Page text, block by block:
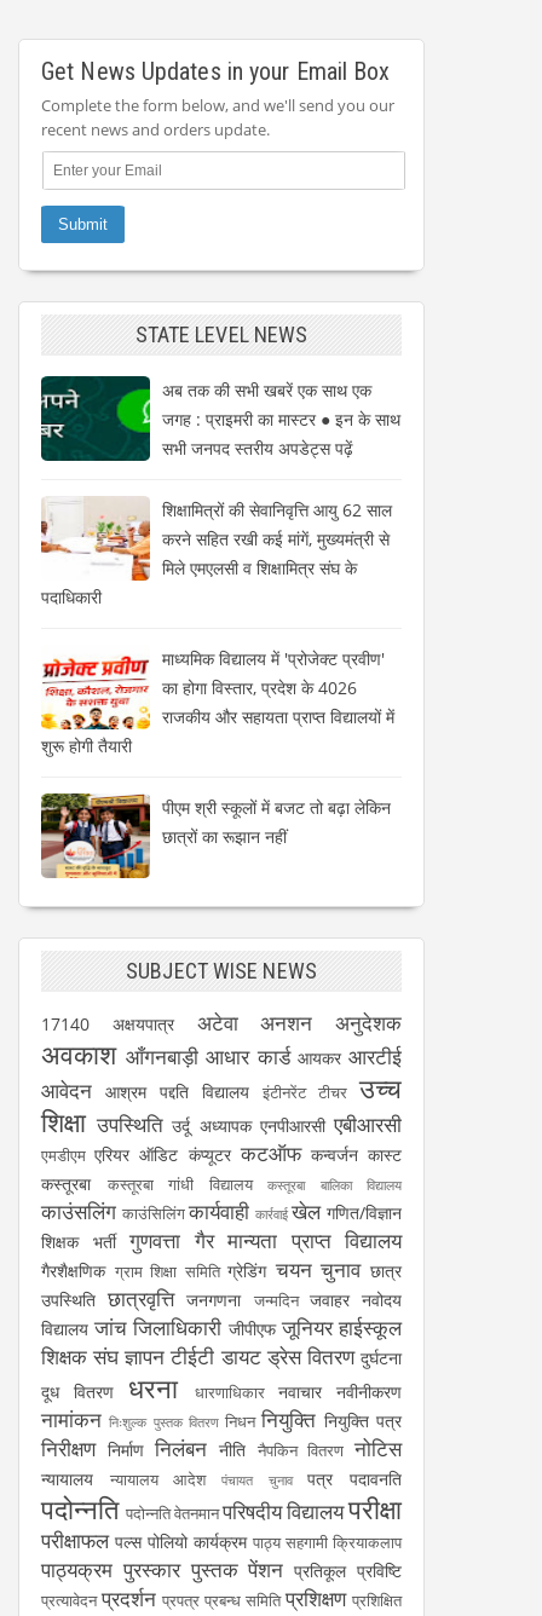
Get News Updates in your Email Box
Complete the form below, and we'll send you our
recent news and orders update.
STATE LEVEL NEWS
अब तक की सभी खबरें एक साथ एक
जगह : प्राइमरी का मास्टर ● इन के साथ
सभी जनपद स्तरीय अपडेट्स पढ़ें
शिक्षामित्रों की सेवानिवृत्ति आयु 62 साल
करने सहित रखी कई मांगें, मुख्यमंत्री से
मिले एमएलसी व शिक्षामित्र संघ के
पदाधिकारी
माध्यमिक विद्यालय में 'प्रोजेक्ट प्रवीण'
का होगा विस्तार, प्रदेश के 4026
राजकीय और सहायता प्राप्त विद्यालयों में
शुरू होगी तैयारी
पीएम श्री स्कूलों में बजट तो बढ़ा लेकिन
छात्रों का रूझान नहीं
SUBJECT WISE NEWS
17140 अक्षयपात्र अटेवा अनशन अनुदेशक
अवकाश आँगनबाड़ी आधार कार्ड आयकर आरटीई
आवेदन आश्रम पद्दति विद्यालय इंटीनरेंट टीचर उच्च
शिक्षा उपस्थिति उर्दू अध्यापक एनपीआरसी एबीआरसी
एमडीएम एरियर ऑडिट कंप्यूटर कटऑफ कन्वर्जन कास्ट
कस्तूरबा
कस्तूरबा गांधी विद्यालय कस्तूरबा बालिका विद्यालय
काउंसलिंग काउंसिलिंग कार्यवाही कार्रवाई खेल गणित/विज्ञान
शिक्षक भर्ती
गुणवत्ता गैर मान्यता प्राप्त विद्यालय
गैरशैक्षणिक ग्राम शिक्षा समिति ग्रेडिंग चयन चुनाव छात्र
उपस्थिति छात्रवृत्ति जनगणना जन्मदिन जवाहर नवोदय
विद्यालय जांच जिलाधिकारी जीपीएफ जूनियर हाईस्कूल
शिक्षक संघ ज्ञापन टीईटी डायट ड्रेस वितरण दुर्घटना
दूध वितरण
धरना धारणाधिकार नवाचार नवीनीकरण
नामांकन निःशुल्क पुस्तक वितरण निधन नियुक्ति नियुक्ति पत्र
निरीक्षण निर्माण निलंबन नीति नैपकिन वितरण नोटिस
न्यायालय न्यायालय आदेश पंचायत चुनाव पत्र पदावनति
पदोन्नति पदोन्नति वेतनमानपरिषदीय विद्यालयपरीक्षा
परीक्षाफल पल्स पोलियो कार्यक्रम पाठ्य सहगामी क्रियाकलाप
पाठ्यक्रम पुरस्कार पुस्तक पेंशन प्रतिकूल प्रविष्टि
प्रत्यावेदन प्रदर्शन प्रपत्र प्रबन्ध समिति प्रशिक्षण प्रशिक्षित